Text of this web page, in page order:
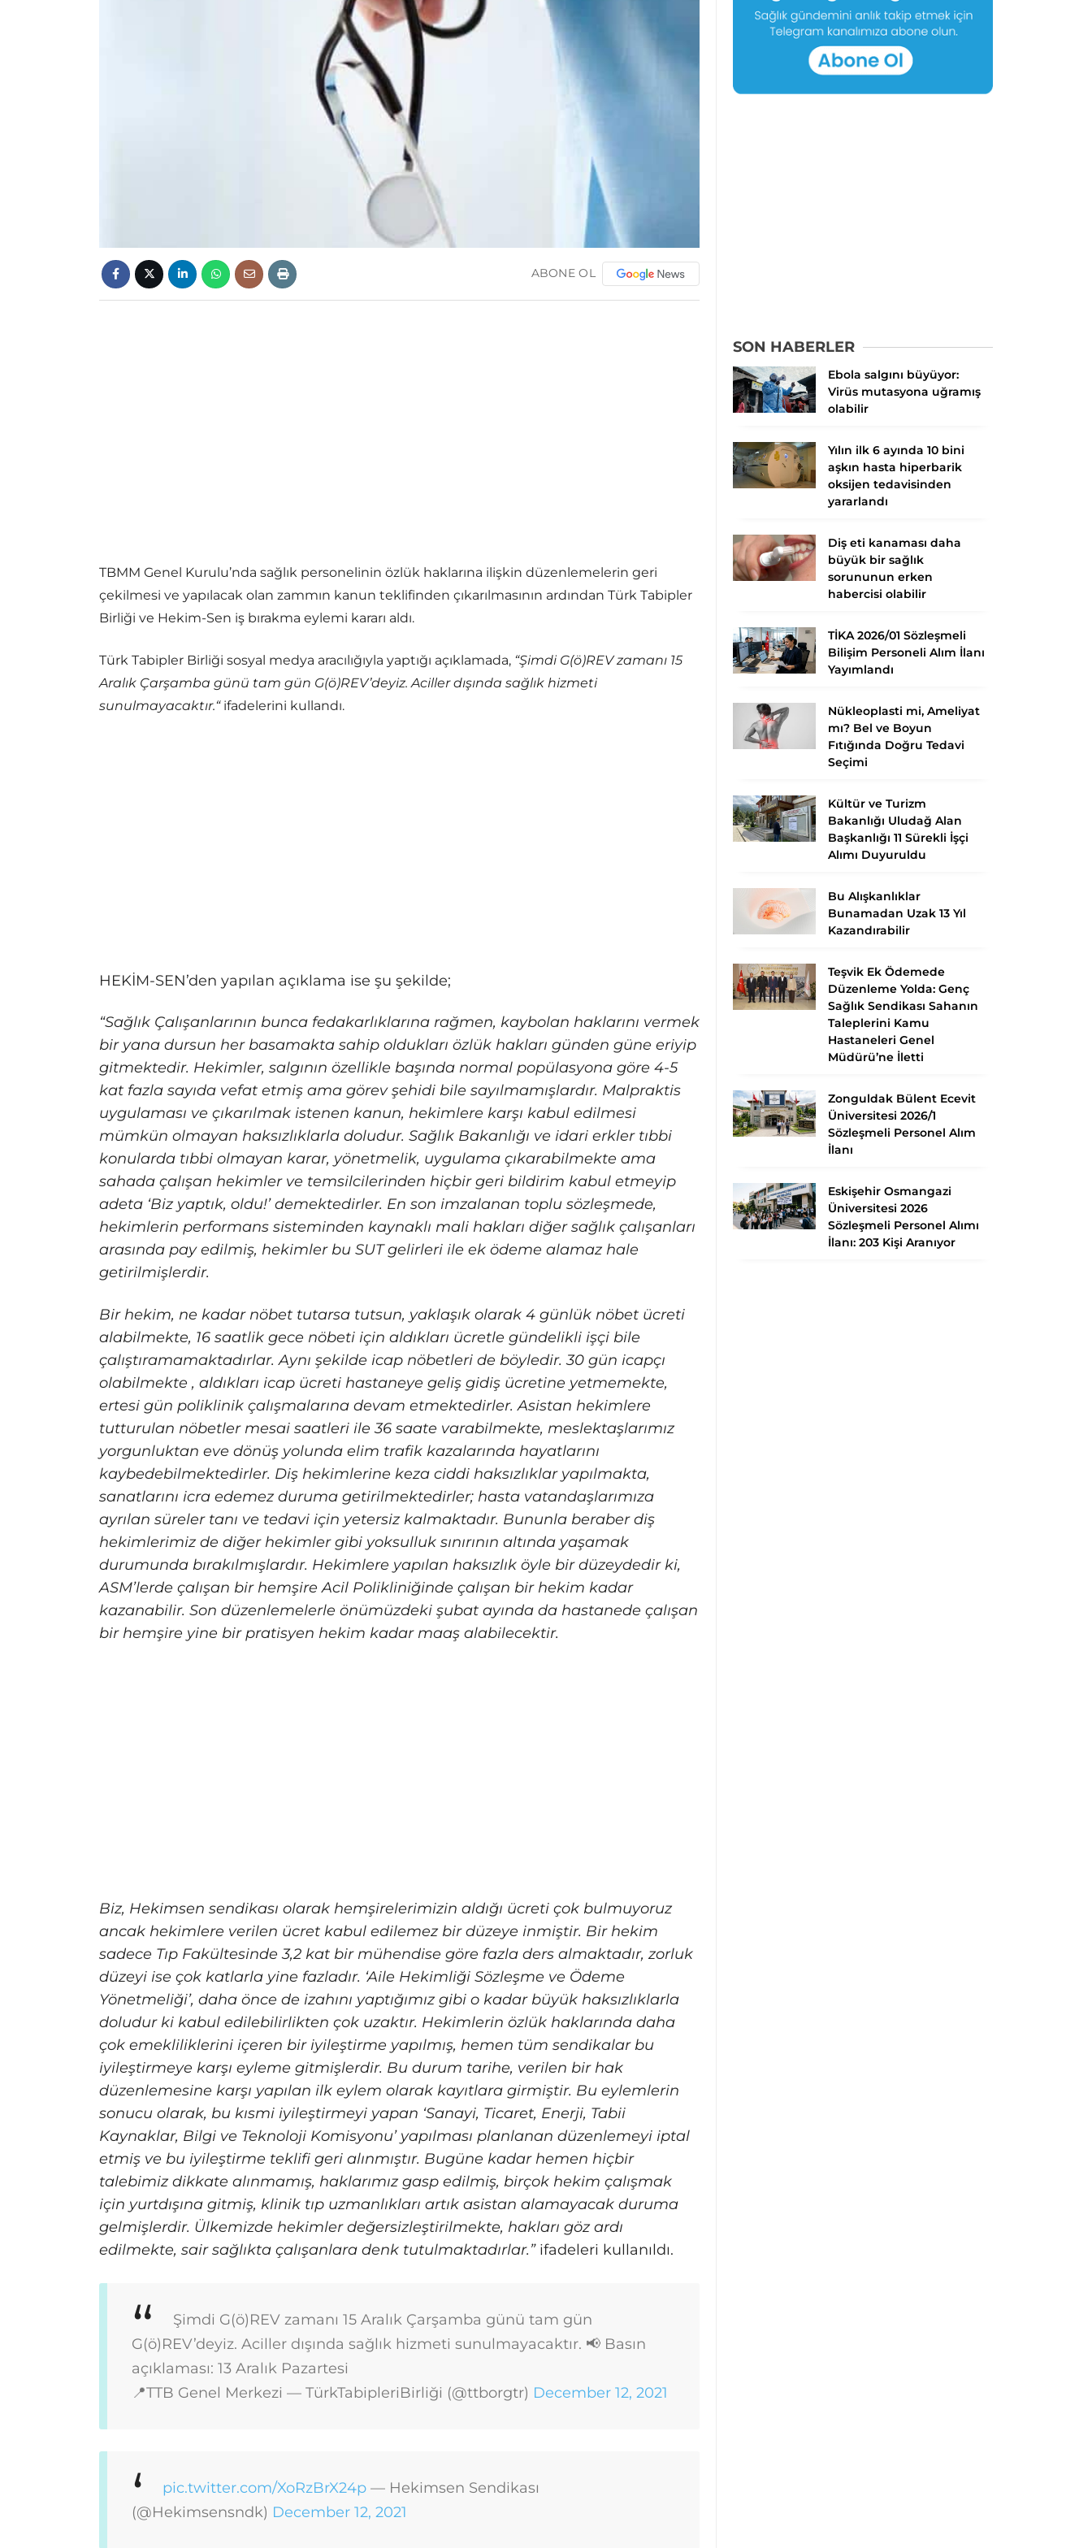
ABONE OL
TBMM Genel Kurulu’nda sağlık personelinin özlük haklarına ilişkin düzenlemelerin geri
çekilmesi ve yapılacak olan zammın kanun teklifinden çıkarılmasının ardından Türk Tabipler
Birliği ve Hekim-Sen iş bırakma eylemi kararı aldı.
Türk Tabipler Birliği sosyal medya aracılığıyla yaptığı açıklamada, “Şimdi G(ö)REV zamanı 15
Aralık Çarşamba günü tam gün G(ö)REV’deyiz. Aciller dışında sağlık hizmeti
sunulmayacaktır.“ifadelerini kullandı.
HEKİM-SEN’den yapılan açıklama ise şu şekilde;
“Sağlık Çalışanlarının bunca fedakarlıklarına rağmen, kaybolan haklarını vermek
bir yana dursun her basamakta sahip oldukları özlük hakları günden güne eriyip
gitmektedir. Hekimler, salgının özellikle başında normal popülasyona göre 4-5
kat fazla sayıda vefat etmiş ama görev şehidi bile sayılmamışlardır. Malpraktis
uygulaması ve çıkarılmak istenen kanun, hekimlere karşı kabul edilmesi
mümkün olmayan haksızlıklarla doludur. Sağlık Bakanlığı ve idari erkler tıbbi
konularda tıbbi olmayan karar, yönetmelik, uygulama çıkarabilmekte ama
sahada çalışan hekimler ve temsilcilerinden hiçbir geri bildirim kabul etmeyip
adeta ‘Biz yaptık, oldu!’ demektedirler. En son imzalanan toplu sözleşmede,
hekimlerin performans sisteminden kaynaklı mali hakları diğer sağlık çalışanları
arasında pay edilmiş, hekimler bu SUT gelirleri ile ek ödeme alamaz hale
getirilmişlerdir.
Bir hekim, ne kadar nöbet tutarsa tutsun, yaklaşık olarak 4 günlük nöbet ücreti
alabilmekte, 16 saatlik gece nöbeti için aldıkları ücretle gündelikli işçi bile
çalıştıramamaktadırlar. Aynı şekilde icap nöbetleri de böyledir. 30 gün icapçı
olabilmekte , aldıkları icap ücreti hastaneye geliş gidiş ücretine yetmemekte,
ertesi gün poliklinik çalışmalarına devam etmektedirler. Asistan hekimlere
tutturulan nöbetler mesai saatleri ile 36 saate varabilmekte, meslektaşlarımız
yorgunluktan eve dönüş yolunda elim trafik kazalarında hayatlarını
kaybedebilmektedirler. Diş hekimlerine keza ciddi haksızlıklar yapılmakta,
sanatlarını icra edemez duruma getirilmektedirler; hasta vatandaşlarımıza
ayrılan süreler tanı ve tedavi için yetersiz kalmaktadır. Bununla beraber diş
hekimlerimiz de diğer hekimler gibi yoksulluk sınırının altında yaşamak
durumunda bırakılmışlardır. Hekimlere yapılan haksızlık öyle bir düzeydedir ki,
ASM’lerde çalışan bir hemşire Acil Polikliniğinde çalışan bir hekim kadar
kazanabilir. Son düzenlemelerle önümüzdeki şubat ayında da hastanede çalışan
bir hemşire yine bir pratisyen hekim kadar maaş alabilecektir.
Biz, Hekimsen sendikası olarak hemşirelerimizin aldığı ücreti çok bulmuyoruz
ancak hekimlere verilen ücret kabul edilemez bir düzeye inmiştir. Bir hekim
sadece Tıp Fakültesinde 3,2 kat bir mühendise göre fazla ders almaktadır, zorluk
düzeyi ise çok katlarla yine fazladır. ‘Aile Hekimliği Sözleşme ve Ödeme
Yönetmeliği’, daha önce de izahını yaptığımız gibi o kadar büyük haksızlıklarla
doludur ki kabul edilebilirlikten çok uzaktır. Hekimlerin özlük haklarında daha
çok emekliliklerini içeren bir iyileştirme yapılmış, hemen tüm sendikalar bu
iyileştirmeye karşı eyleme gitmişlerdir. Bu durum tarihe, verilen bir hak
düzenlemesine karşı yapılan ilk eylem olarak kayıtlara girmiştir. Bu eylemlerin
sonucu olarak, bu kısmi iyileştirmeyi yapan ‘Sanayi, Ticaret, Enerji, Tabii
Kaynaklar, Bilgi ve Teknoloji Komisyonu’ yapılması planlanan düzenlemeyi iptal
etmiş ve bu iyileştirme teklifi geri alınmıştır. Bugüne kadar hemen hiçbir
talebimiz dikkate alınmamış, haklarımız gasp edilmiş, birçok hekim çalışmak
için yurtdışına gitmiş, klinik tıp uzmanlıkları artık asistan alamayacak duruma
gelmişlerdir. Ülkemizde hekimler değersizleştirilmekte, hakları göz ardı
edilmekte, sair sağlıkta çalışanlara denk tutulmaktadırlar.” ifadeleri kullanıldı.
Şimdi G(ö)REV zamanı 15 Aralık Çarşamba günü tam gün
G(ö)REV’deyiz. Aciller dışında sağlık hizmeti sunulmayacaktır. 📢 Basın
açıklaması: 13 Aralık Pazartesi
📍TTB Genel Merkezi — TürkTabipleriBirliği (@ttborgtr) December 12, 2021
pic.twitter.com/XoRzBrX24p — Hekimsen Sendikası
(@Hekimsensndk) December 12, 2021
SON HABERLER
Ebola salgını büyüyor:
Virüs mutasyona uğramış
olabilir
Yılın ilk 6 ayında 10 bini
aşkın hasta hiperbarik
oksijen tedavisinden
yararlandı
Diş eti kanaması daha
büyük bir sağlık
sorununun erken
habercisi olabilir
TİKA 2026/01 Sözleşmeli
Bilişim Personeli Alım İlanı
Yayımlandı
Nükleoplasti mi, Ameliyat
mı? Bel ve Boyun
Fıtığında Doğru Tedavi
Seçimi
Kültür ve Turizm
Bakanlığı Uludağ Alan
Başkanlığı 11 Sürekli İşçi
Alımı Duyuruldu
Bu Alışkanlıklar
Bunamadan Uzak 13 Yıl
Kazandırabilir
Teşvik Ek Ödemede
Düzenleme Yolda: Genç
Sağlık Sendikası Sahanın
Taleplerini Kamu
Hastaneleri Genel
Müdürü’ne İletti
Zonguldak Bülent Ecevit
Üniversitesi 2026/1
Sözleşmeli Personel Alım
İlanı
Eskişehir Osmangazi
Üniversitesi 2026
Sözleşmeli Personel Alımı
İlanı: 203 Kişi Aranıyor